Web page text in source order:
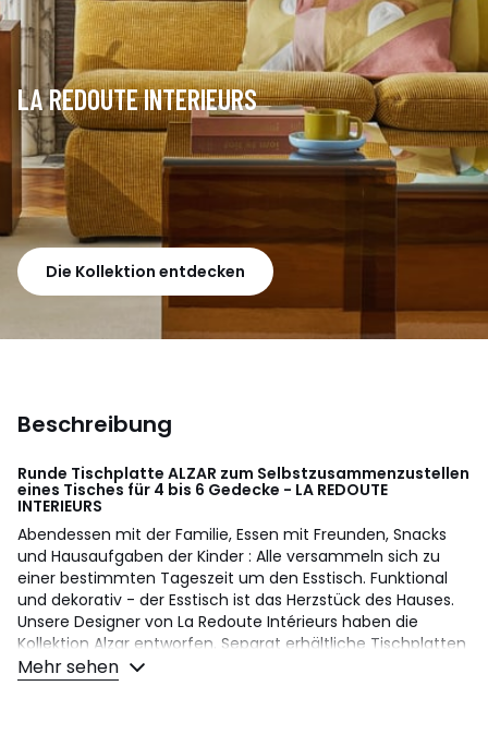
LA REDOUTE INTERIEURS
Die Kollektion entdecken
Beschreibung
Runde Tischplatte ALZAR zum Selbstzusammenzustellen
eines Tisches für 4 bis 6 Gedecke - LA REDOUTE
INTERIEURS
Abendessen mit der Familie, Essen mit Freunden, Snacks
und Hausaufgaben der Kinder : Alle versammeln sich zu
einer bestimmten Tageszeit um den Esstisch. Funktional
und dekorativ - der Esstisch ist das Herzstück des Hauses.
Unsere Designer von La Redoute Intérieurs haben die
Kollektion Alzar entworfen. Separat erhältliche Tischplatten
und Tischbeine, die Sie nach Ihrem Geschmack
kombinieren können, um Ihren Esstisch nach Mass
Mehr sehen